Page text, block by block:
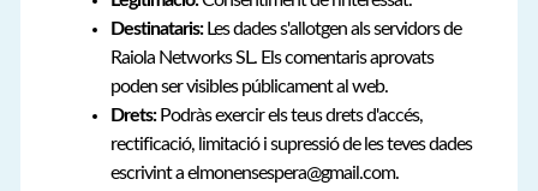
Destinataris:Les dades s'allotgen als servidors de
Raiola Networks SL. Els comentaris aprovats
poden ser visibles públicament al web.
Drets:Podràs exercir els teus drets d'accés,
rectificació, limitació i supressió de les teves dades
escrivint a elmonensespera@gmail.com.